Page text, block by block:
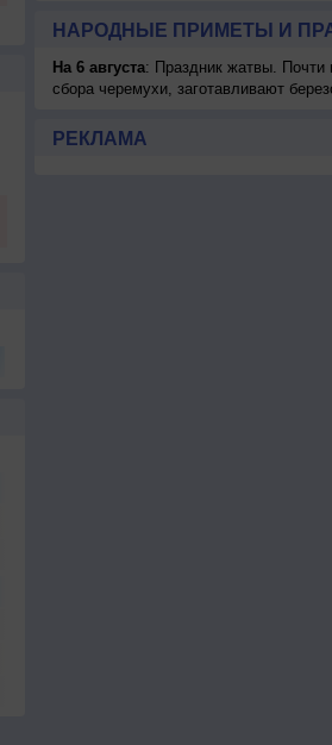
НАРОДНЫЕ ПРИМЕТЫ И
На 6 августа: Праздник жатвы. Почти
сбора черемухи, заготавливают
РЕКЛАМА